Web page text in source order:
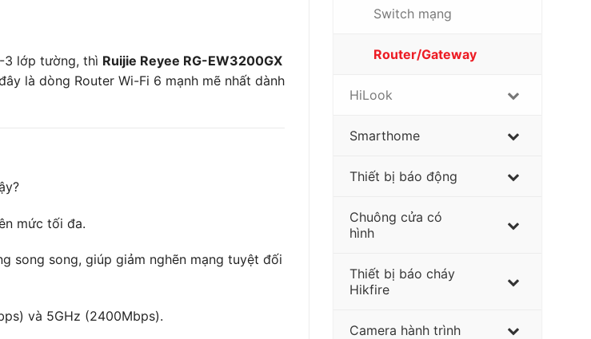
Switch mạng
Router/Gateway
HiLook
Smarthome
Thiết bị báo động
Chuông cửa có
hình
Thiết bị báo cháy
Hikfire
Camera hành trình
3 lớp tường, thì Ruijie Reyee RG-EW3200GX
là dòng Router Wi-Fi 6 mạnh mẽ nhất dành
mức tối đa.
song song, giúp giảm nghẽn mạng tuyệt đối
và 5GHz (2400Mbps).